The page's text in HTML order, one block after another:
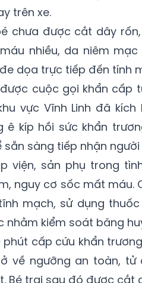
trên xe.
chưa được cắt dây
nhiều, da niêm
dọa trực tiếp đến tính
cuộc gọi khẩn cấp
vực Vĩnh Linh đã
ê kíp hồi sức khẩn
sàng tiếp nhận người
viện, sản phụ trong
nguy cơ sốc mất
mạch, sử dụng
nhằm kiểm soát băng
phút cấp cứu khẩn
về ngưỡng an toàn,
Bé trai sau đó được